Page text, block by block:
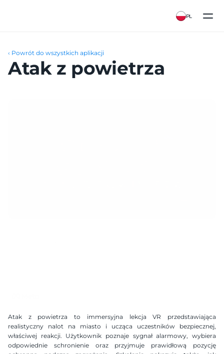
PL
‹ Powrót do wszystkich aplikacji
Atak z powietrza
Polish English
Atak z powietrza to immersyjna lekcja VR przedstawiająca
realistyczny nalot na miasto i ucząca uczestników bezpiecznej,
właściwej reakcji. Użytkownik poznaje sygnał alarmowy, wybiera
odpowiednie schronienie oraz przyjmuje prawidłową pozycję